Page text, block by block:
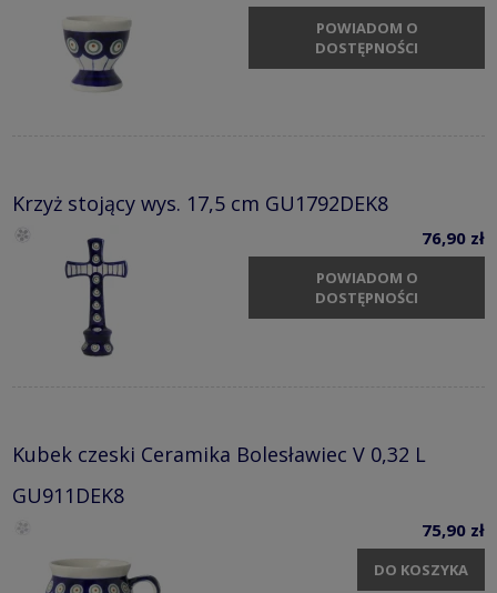
POWIADOM O
DOSTĘPNOŚCI
Krzyż stojący wys. 17,5 cm GU1792DEK8
76,90 zł
POWIADOM O
DOSTĘPNOŚCI
Kubek czeski Ceramika Bolesławiec V 0,32 L
GU911DEK8
75,90 zł
DO KOSZYKA